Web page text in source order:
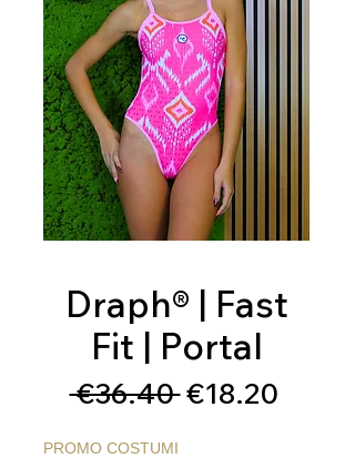
Draph® | Fast
Fit | Portal
€36.40 Regular
€18.20Sale
PROMO COSTUMI